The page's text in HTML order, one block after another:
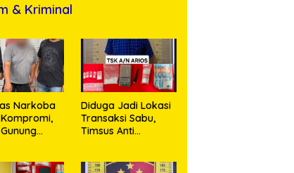
& Kriminal
Narkoba
Karangsari
Diduga Jadi Lokasi
Transaksi Sabu,
Timsus Anti
Seorang Pria